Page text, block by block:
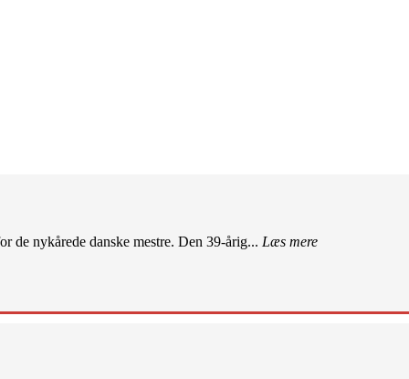
de nykårede danske mestre. Den 39-årig... Læs mere